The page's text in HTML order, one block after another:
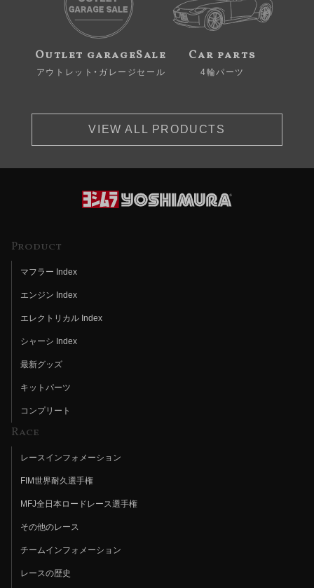
Outlet garageSale
アウトレット・ガレージセール
Car parts
4輪パーツ
VIEW ALL PRODUCTS
Product
マフラー Index
エンジン Index
エレクトリカル Index
シャーシ Index
最新グッズ
キットパーツ
コンプリート
Race
レースインフォメーション
FIM世界耐久選手権
MFJ全日本ロードレース選手権
その他のレース
チームインフォメーション
レースの歴史